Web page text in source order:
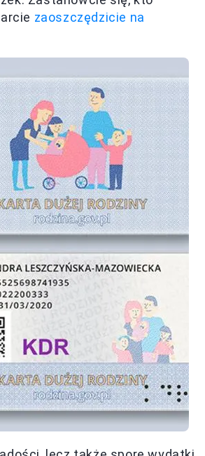
zaoszczędzicie na